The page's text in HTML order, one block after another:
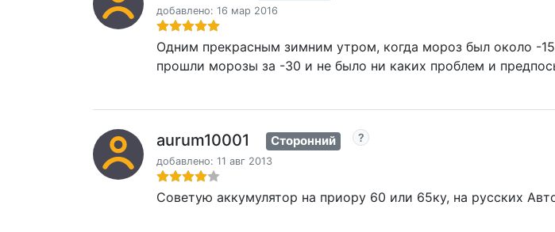
добавлено: 16 мар 2016
Одним прекрасным зимним утром, когда мороз был около -
прошли морозы за -30 и не было ни каких проблем и
aurum10001 Сторонний
добавлено: 11 авг 2013
Советую аккумулятор на приору 60 или 65ку, на русских